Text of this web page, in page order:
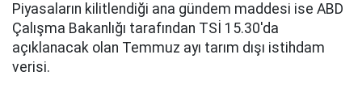
Piyasaların kilitlendiği ana gündem maddesi ise ABD
Çalışma Bakanlığı tarafından TSİ 15.30'da
açıklanacak olan Temmuz ayı tarım dışı istihdam
verisi.